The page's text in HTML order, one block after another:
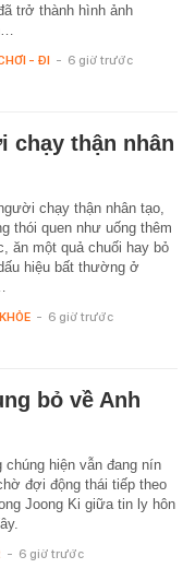
trở thành hình ảnh
- ĐI - 6 giờ trước
chạy thận nhân
chạy thận nhân tạo,
thói quen như uống thêm
ăn một quả chuối hay bỏ
hiệu bất thường ở
- 6 giờ trước
bỏ về Anh
chúng hiện vẫn đang nín
đợi động thái tiếp theo
Joong Ki giữa tin ly hôn
- 6 giờ trước